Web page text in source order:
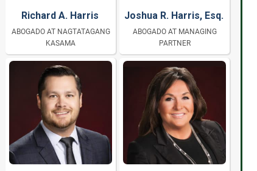
Richard A. Harris
ABOGADO AT NAGTATAGANG
KASAMA
Joshua R. Harris, Esq.
ABOGADO AT MANAGING
PARTNER